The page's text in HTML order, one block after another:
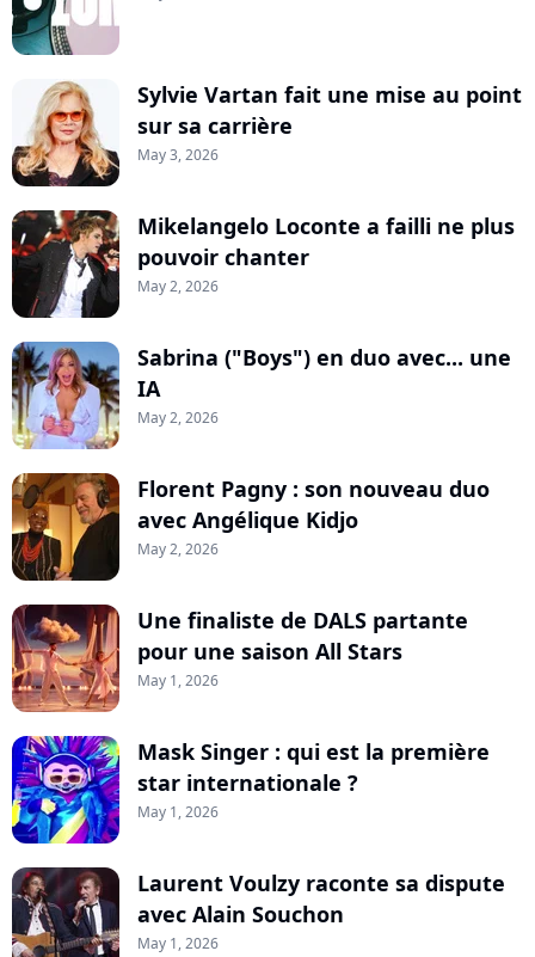
Sylvie Vartan fait une mise au point
sur sa carrière
May 3, 2026
Mikelangelo Loconte a failli ne plus
pouvoir chanter
May 2, 2026
Sabrina ("Boys") en duo avec... une
IA
May 2, 2026
Florent Pagny : son nouveau duo
avec Angélique Kidjo
May 2, 2026
Une finaliste de DALS partante
pour une saison All Stars
May 1, 2026
Mask Singer : qui est la première
star internationale ?
May 1, 2026
Laurent Voulzy raconte sa dispute
avec Alain Souchon
May 1, 2026